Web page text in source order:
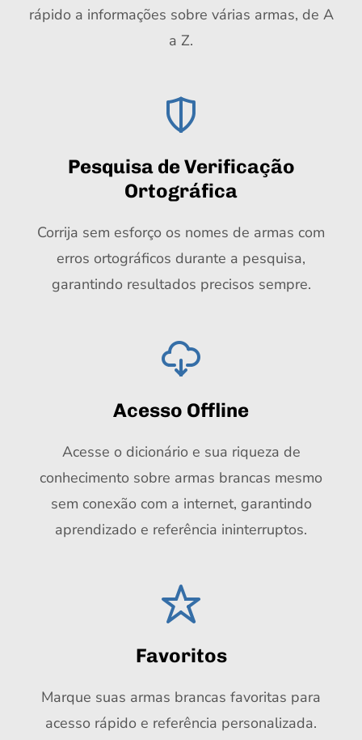
rápido a informações sobre várias armas, de A
a Z.
Pesquisa de Verificação
Ortográfica
Corrija sem esforço os nomes de armas com
erros ortográficos durante a pesquisa,
garantindo resultados precisos sempre.
Acesso Offline
Acesse o dicionário e sua riqueza de
conhecimento sobre armas brancas mesmo
sem conexão com a internet, garantindo
aprendizado e referência ininterruptos.
Favoritos
Marque suas armas brancas favoritas para
acesso rápido e referência personalizada.